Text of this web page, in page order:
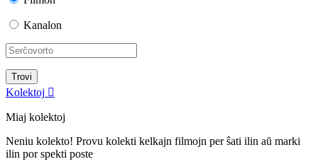
Kanalon
Kolektoj 
Miaj kolektoj
Neniu kolekto! Provu kolekti kelkajn filmojn per ŝati ilin aŭ marki
ilin por spekti poste